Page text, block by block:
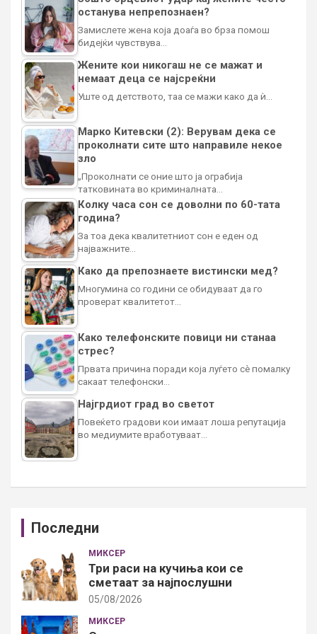
останува непрепознаен?
Замислете жена која доаѓа во брза помош
бидејќи чувствува…
Жените кои никогаш не се мажат и
немаат деца се најсреќни
Уште од детството, таа се мажи како да ѝ…
Марко Китевски (2): Верувам дека се
проколнати сите што направиле некое
зло
„Проколнати се оние што ја ограбија
татковината во криминалната…
Колку часа сон се доволни по 60-тата
година?
За тоа дека квалитетниот сон е еден од
најважните…
Како да препознаете вистински мед?
Многумина со години се обидуваат да го
проверат квалитетот…
Како телефонските повици ни станаа
стрес?
Првата причина поради која луѓето сè помалку
сакаат телефонски…
Најгрдиот град во светот
Повеќето градови кои имаат лоша репутација
во медиумите вработуваат…
Последни
МИКСЕР
Три раси на кучиња кои се
сметаат за најпослушни
05/08/2026
МИКСЕР